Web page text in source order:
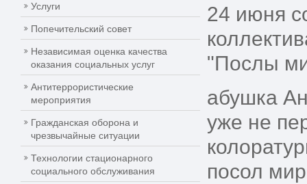
Услуги
Попечительский совет
Независимая оценка качества
оказания социальных услуг
Антитеррористические
мероприятия
Гражданская оборона и
чрезвычайные ситуации
Технологии стационарного
социального обслуживания
24 июня
"Послы
абушка
уже не
посол